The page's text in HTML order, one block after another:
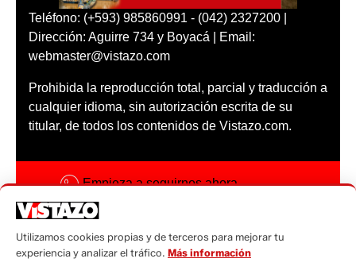
Teléfono: (+593) 985860991 - (042) 2327200 |
Dirección: Aguirre 734 y Boyacá | Email:
webmaster@vistazo.com
Prohibida la reproducción total, parcial y traducción a
cualquier idioma, sin autorización escrita de su
titular, de todos los contenidos de Vistazo.com.
Empieza a seguirnos ahora
Código ética
Utilizamos cookies propias y de terceros para mejorar tu
experiencia y analizar el tráfico. Más información